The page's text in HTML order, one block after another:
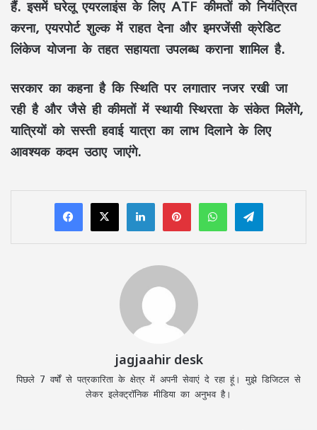
हैं. इसमें घरेलू एयरलाइंस के लिए ATF कीमतों को नियंत्रित
करना, एयरपोर्ट शुल्क में राहत देना और इमरजेंसी क्रेडिट
लिंकेज योजना के तहत सहायता उपलब्ध कराना शामिल है.
सरकार का कहना है कि स्थिति पर लगातार नजर रखी जा
रही है और जैसे ही कीमतों में स्थायी स्थिरता के संकेत मिलेंगे,
यात्रियों को सस्ती हवाई यात्रा का लाभ दिलाने के लिए
आवश्यक कदम उठाए जाएंगे.
LinkedInPinterestWhatsAppTelegram
jagjaahir desk
पिछले 7 वर्षों से पत्रकारिता के क्षेत्र में अपनी सेवाएं दे रहा हूं। मुझे डिजिटल से
लेकर इलेक्ट्रॉनिक मीडिया का अनुभव है।